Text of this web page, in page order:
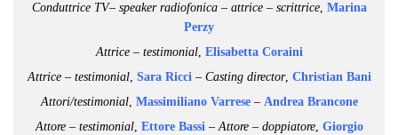
Conduttrice TV– speaker radiofonica – attrice – scrittrice, Marina
Perzy
Attrice – testimonial, Elisabetta Coraini
Attrice – testimonial, Sara Ricci – Casting director, Christian Bani
Attori/testimonial, Massimiliano Varrese– Andrea Brancone
Attore – testimonial, Ettore Bassi– Attore – doppiatore, Giorgio